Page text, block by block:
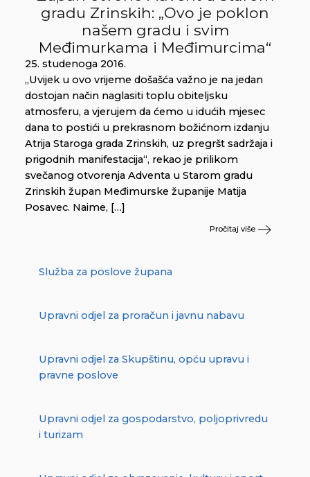
gradu Zrinskih: „Ovo je poklon
našem gradu i svim
Međimurkama i Međimurcima“
25. studenoga 2016.
„Uvijek u ovo vrijeme došašća važno je na jedan
dostojan način naglasiti toplu obiteljsku
atmosferu, a vjerujem da ćemo u idućih mjesec
dana to postići u prekrasnom božićnom izdanju
Atrija Staroga grada Zrinskih, uz pregršt sadržaja i
prigodnih manifestacija“, rekao je prilikom
svečanog otvorenja Adventa u Starom gradu
Zrinskih župan Međimurske županije Matija
Posavec. Naime, […]
Pročitaj više
Služba za poslove župana
Upravni odjel za proračun i javnu nabavu
Upravni odjel za Skupštinu, opću upravu i
pravne poslove
Upravni odjel za gospodarstvo, poljoprivredu
i turizam